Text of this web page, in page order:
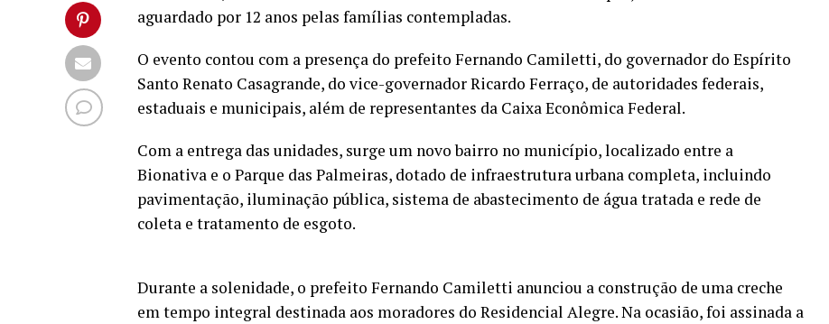
aguardado por 12 anos pelas famílias contempladas.
O evento contou com a presença do prefeito Fernando Camiletti, do governador do Espírito
Santo Renato Casagrande, do vice-governador Ricardo Ferraço, de autoridades federais,
estaduais e municipais, além de representantes da Caixa Econômica Federal.
Com a entrega das unidades, surge um novo bairro no município, localizado entre a
Bionativa e o Parque das Palmeiras, dotado de infraestrutura urbana completa, incluindo
pavimentação, iluminação pública, sistema de abastecimento de água tratada e rede de
coleta e tratamento de esgoto.
Durante a solenidade, o prefeito Fernando Camiletti anunciou a construção de uma creche
em tempo integral destinada aos moradores do Residencial Alegre. Na ocasião, foi assinada a